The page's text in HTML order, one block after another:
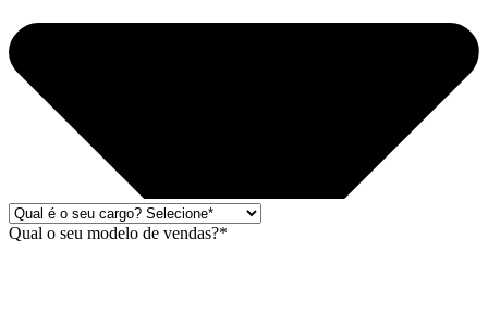
Qual o seu modelo de vendas?*